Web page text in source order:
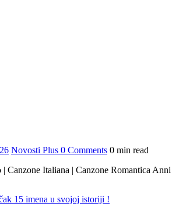
Novosti Plus 0 Comments 0 min read
Canzone Italiana | Canzone Romantica